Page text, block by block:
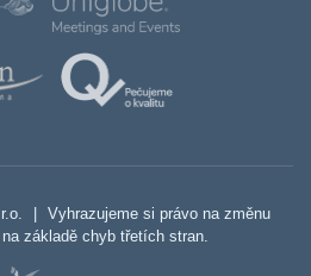
Vyhrazujeme si právo na změnu
základě chyb třetích stran.